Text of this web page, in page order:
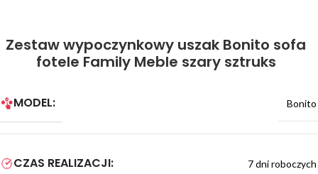
Zestaw wypoczynkowy uszak Bonito sofa
fotele Family Meble szary sztruks
MODEL: Bonito
CZAS REALIZACJI: 7 dni roboczych